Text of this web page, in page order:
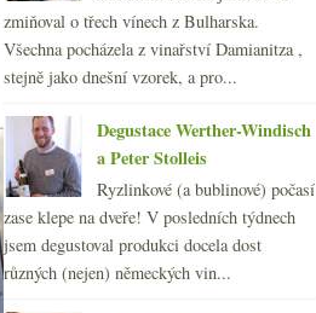
►2008 (270)
►2007(108)
zmiňoval o třech vínech z Bulharska.
Všechna pocházela z vinařství Damianitza ,
stejně jako dnešní vzorek, a pro...
Degustace Werther-Windisch
a Peter Stolleis
Ryzlinkové (a bublinové) počasí
zase klepe na dveře! V posledních týdnech
jsem degustoval produkci docela dost
různých (nejen) německých vin...